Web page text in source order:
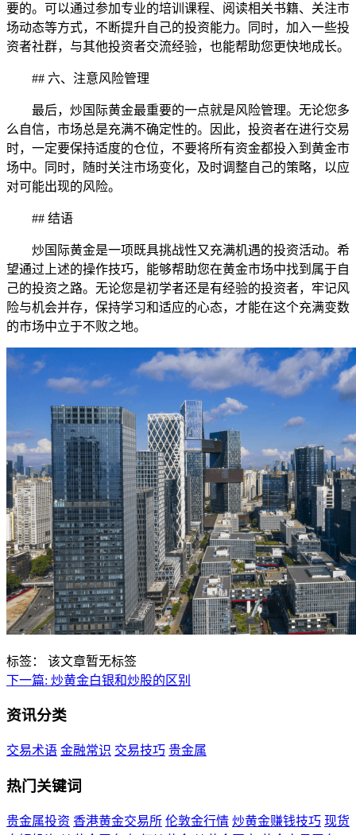
要的。可以通过参加专业的培训课程、阅读相关书籍、关注市
场动态等方式，不断提升自己的投资能力。同时，加入一些投
资者社群，与其他投资者交流经验，也能帮助您更快地成长。
## 六、注意风险管理
最后，炒国际黄金最重要的一点就是风险管理。无论您多
么自信，市场总是充满不确定性的。因此，投资者在进行交易
时，一定要保持适度的仓位，不要将所有资金都投入到黄金市
场中。同时，随时关注市场变化，及时调整自己的策略，以应
对可能出现的风险。
## 结语
炒国际黄金是一项既具挑战性又充满机遇的投资活动。希
望通过上述的操作技巧，能够帮助您在黄金市场中找到属于自
己的投资之路。无论您是初学者还是有经验的投资者，牢记风
险与机会并存，保持学习和适应的心态，才能在这个充满变数
的市场中立于不败之地。
标签：
该文章暂无标签
下一篇: 炒黄金白银和炒股的区别
资讯分类
交易术语 金融常识 交易技巧 贵金属
热门关键词
贵金属投资 香港黄金交易所 伦敦金行情 炒黄金赚钱技巧 现货